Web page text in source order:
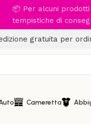
📦 Per alcuni
tempistiche di
gratuita per
Cameretta